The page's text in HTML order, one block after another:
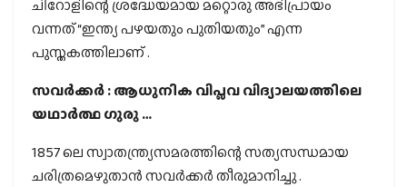
ചിറോളിന്റെ ശ്രദ്ധേയമായ മറ്റൊരു അഭിപ്രായം
വന്നത് “ഇന്ത്യ പഴയതും പുതിയതും” എന്ന
പുസ്തകത്തിലാണ് .
സവർക്കർ : ആധുനിക വിപ്ലവ വിദ്യാലയത്തിലെ
യഥാർത്ഥ ഗുരു …
1857 ലെ സ്വാതന്ത്ര്യസമരത്തിന്റെ സത്യസന്ധമായ
ചരിത്രമെഴുതാൻ സവർക്കർ തീരുമാനിച്ചു .